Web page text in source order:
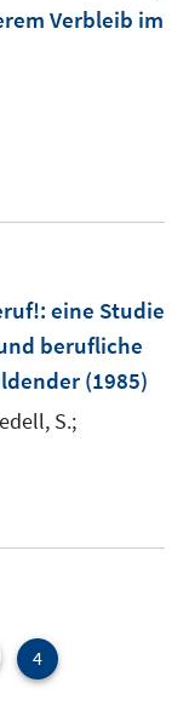
Verbleib im
: eine Studie
berufliche
(1985)
S.;
4